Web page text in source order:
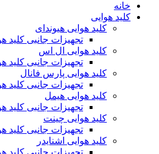
خانه
کلید هوایی
کلید هوایی هیوندای
تجهیزات جانبی کلید
کلید هوایی ال اس
تجهیزات جانبی کلید
کلید هوایی پارس فانال
تجهیزات جانبی کلید
کلید هوایی هیمل
تجهیزات جانبی کلید
کلید هوایی چینت
تجهیزات جانبی کلید
کلید هوایی اشنایدر